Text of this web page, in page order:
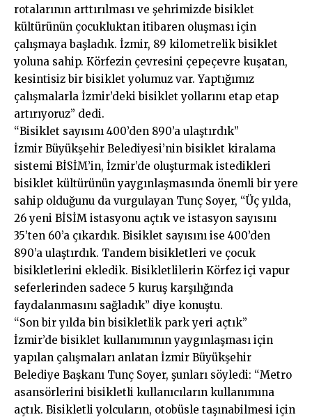
rotalarının arttırılması ve şehrimizde bisiklet
kültürünün çocukluktan itibaren oluşması için
çalışmaya başladık. İzmir, 89 kilometrelik bisiklet
yoluna sahip. Körfezin çevresini çepeçevre kuşatan,
kesintisiz bir bisiklet yolumuz var. Yaptığımız
çalışmalarla İzmir’deki bisiklet yollarını etap etap
artırıyoruz” dedi.
“Bisiklet sayısını 400’den 890’a ulaştırdık”
İzmir Büyükşehir Belediyesi’nin bisiklet kiralama
sistemi BİSİM’in, İzmir’de oluşturmak istedikleri
bisiklet kültürünün yaygınlaşmasında önemli bir yere
sahip olduğunu da vurgulayan Tunç Soyer, “Üç yılda,
26 yeni BİSİM istasyonu açtık ve istasyon sayısını
35’ten 60’a çıkardık. Bisiklet sayısını ise 400’den
890’a ulaştırdık. Tandem bisikletleri ve çocuk
bisikletlerini ekledik. Bisikletlilerin Körfez içi vapur
seferlerinden sadece 5 kuruş karşılığında
faydalanmasını sağladık” diye konuştu.
“Son bir yılda bin bisikletlik park yeri açtık”
İzmir’de bisiklet kullanımının yaygınlaşması için
yapılan çalışmaları anlatan İzmir Büyükşehir
Belediye Başkanı Tunç Soyer, şunları söyledi: “Metro
asansörlerini bisikletli kullanıcıların kullanımına
açtık. Bisikletli yolcuların, otobüsle taşınabilmesi için